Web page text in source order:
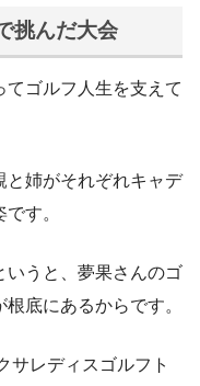
挑んだ大会
ゴルフ人生を支えて
と姉がそれぞれキャデ
す。
いうと、夢果さんのゴ
底にあるからです。
サレディスゴルフト